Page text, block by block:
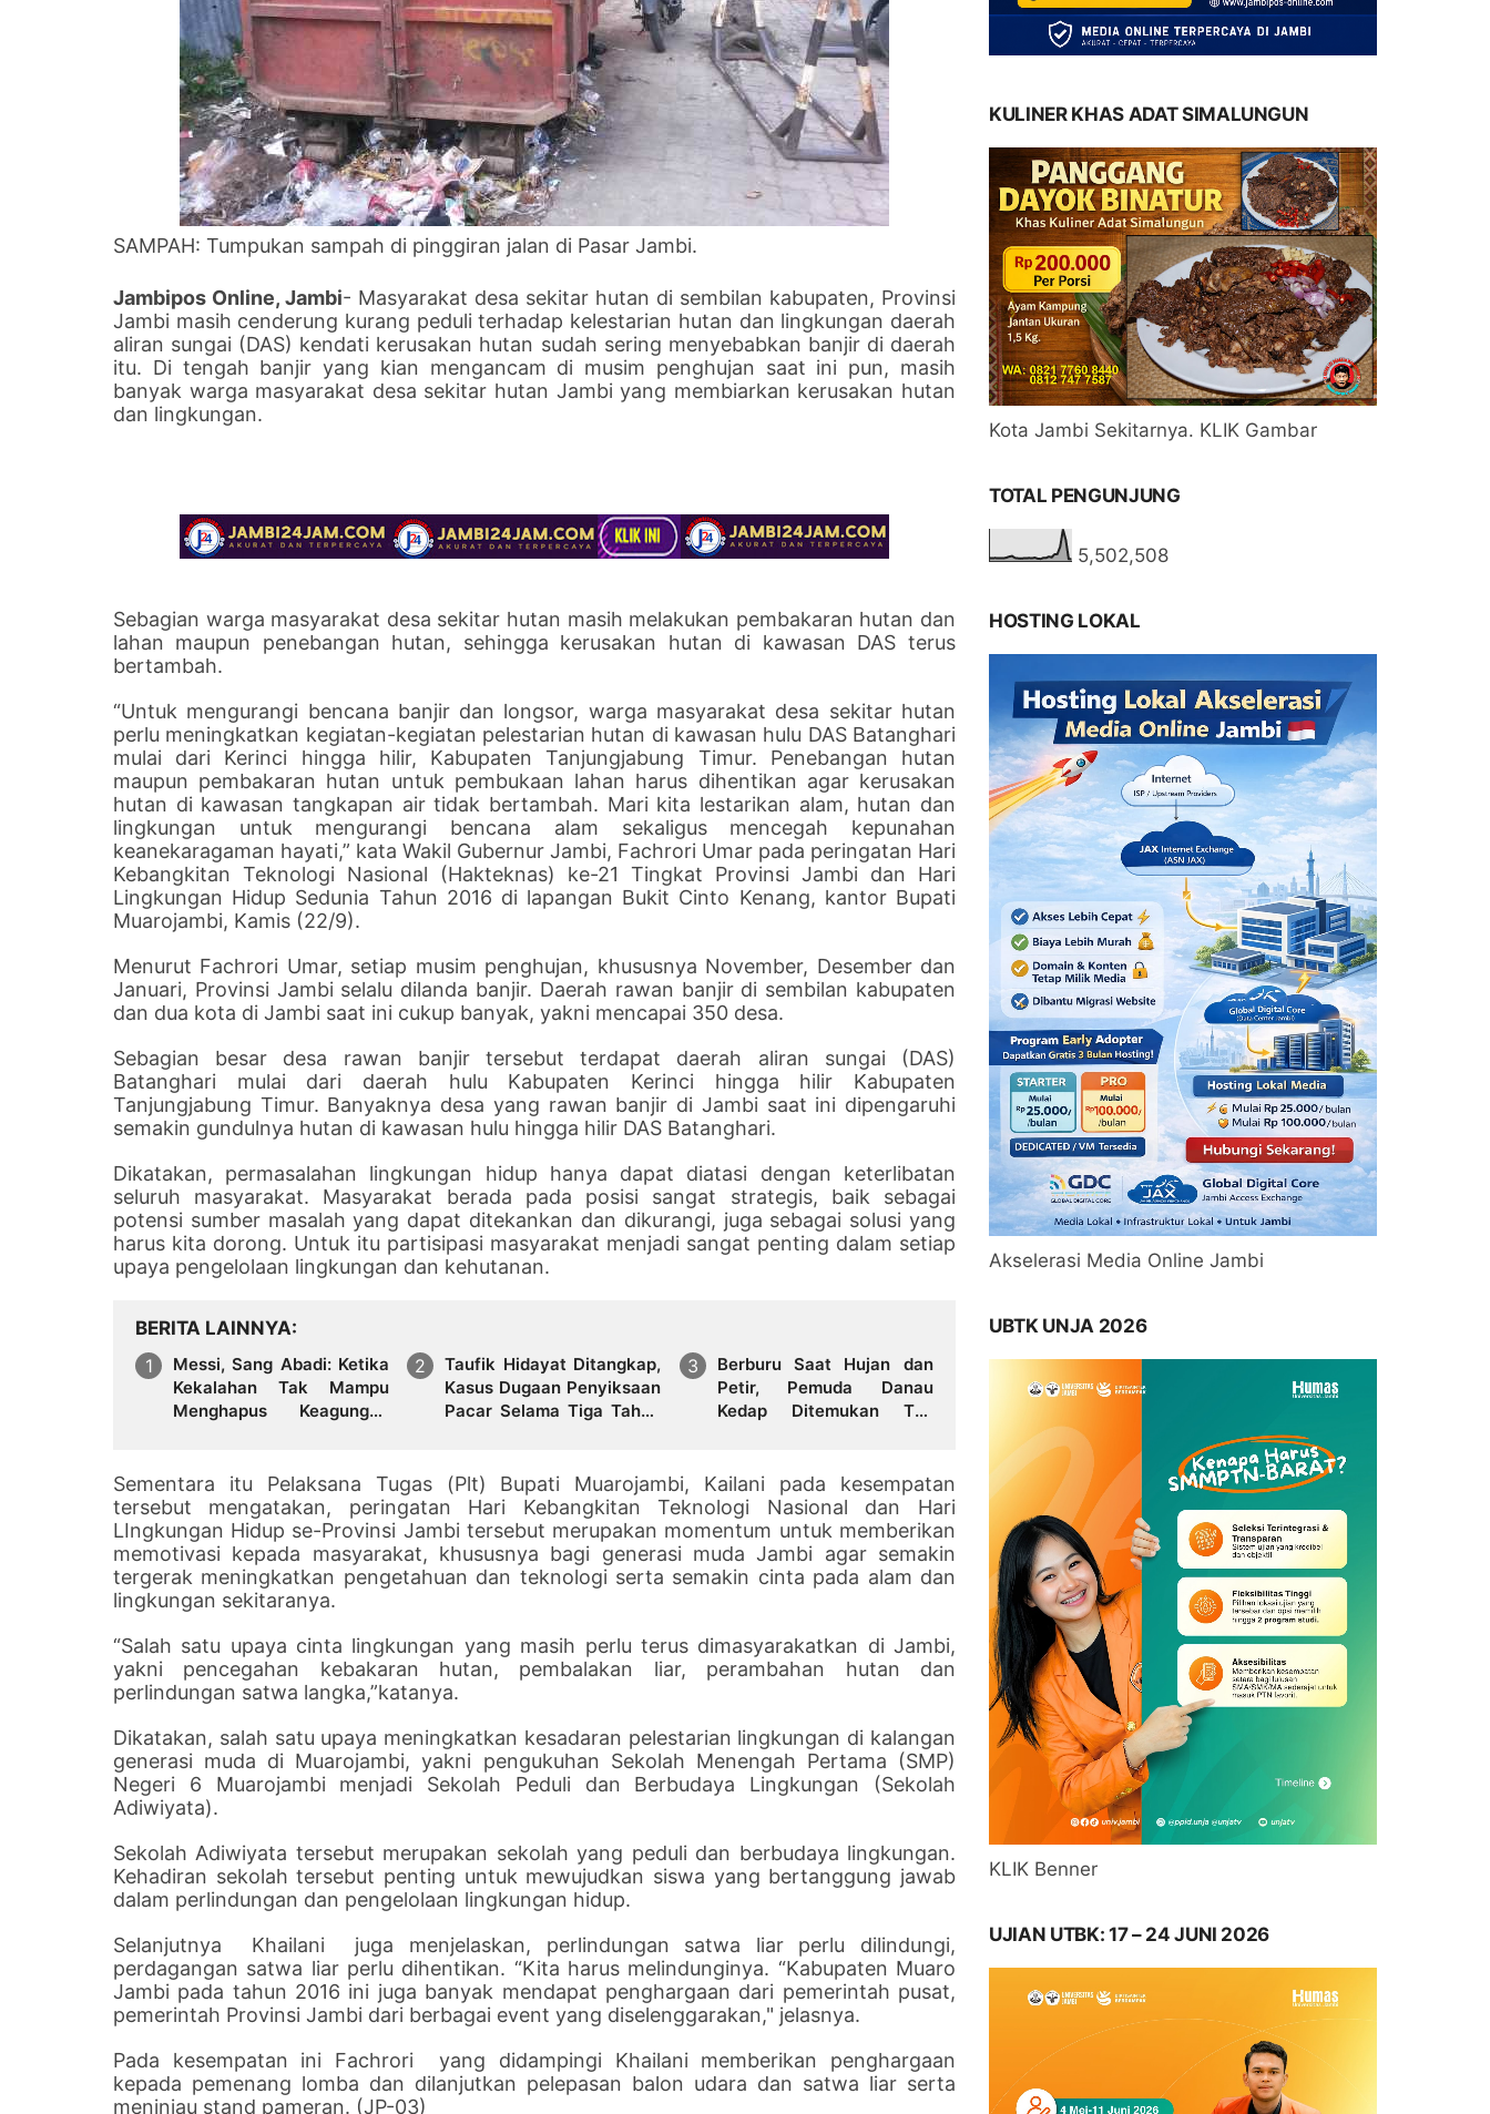
SAMPAH: Tumpukan sampah di pinggiran jalan di Pasar Jambi.
Jambipos Online, Jambi- Masyarakat desa sekitar hutan di sembilan kabupaten, Provinsi
Jambi masih cenderung kurang peduli terhadap kelestarian hutan dan lingkungan daerah
aliran sungai (DAS) kendati kerusakan hutan sudah sering menyebabkan banjir di daerah
itu. Di tengah banjir yang kian mengancam di musim penghujan saat ini pun, masih
banyak warga masyarakat desa sekitar hutan Jambi yang membiarkan kerusakan hutan
dan lingkungan.
Sebagian warga masyarakat desa sekitar hutan masih melakukan pembakaran hutan dan
lahan maupun penebangan hutan, sehingga kerusakan hutan di kawasan DAS terus
bertambah.
“Untuk mengurangi bencana banjir dan longsor, warga masyarakat desa sekitar hutan
perlu meningkatkan kegiatan-kegiatan pelestarian hutan di kawasan hulu DAS Batanghari
mulai dari Kerinci hingga hilir, Kabupaten Tanjungjabung Timur. Penebangan hutan
maupun pembakaran hutan untuk pembukaan lahan harus dihentikan agar kerusakan
hutan di kawasan tangkapan air tidak bertambah. Mari kita lestarikan alam, hutan dan
lingkungan untuk mengurangi bencana alam sekaligus mencegah kepunahan
keanekaragaman hayati,” kata Wakil Gubernur Jambi, Fachrori Umar pada peringatan Hari
Kebangkitan Teknologi Nasional (Hakteknas) ke-21 Tingkat Provinsi Jambi dan Hari
Lingkungan Hidup Sedunia Tahun 2016 di lapangan Bukit Cinto Kenang, kantor Bupati
Muarojambi, Kamis (22/9).
Menurut Fachrori Umar, setiap musim penghujan, khususnya November, Desember dan
Januari, Provinsi Jambi selalu dilanda banjir. Daerah rawan banjir di sembilan kabupaten
dan dua kota di Jambi saat ini cukup banyak, yakni mencapai 350 desa.
Sebagian besar desa rawan banjir tersebut terdapat daerah aliran sungai (DAS)
Batanghari mulai dari daerah hulu Kabupaten Kerinci hingga hilir Kabupaten
Tanjungjabung Timur. Banyaknya desa yang rawan banjir di Jambi saat ini dipengaruhi
semakin gundulnya hutan di kawasan hulu hingga hilir DAS Batanghari.
Dikatakan, permasalahan lingkungan hidup hanya dapat diatasi dengan keterlibatan
seluruh masyarakat. Masyarakat berada pada posisi sangat strategis, baik sebagai
potensi sumber masalah yang dapat ditekankan dan dikurangi, juga sebagai solusi yang
harus kita dorong. Untuk itu partisipasi masyarakat menjadi sangat penting dalam setiap
upaya pengelolaan lingkungan dan kehutanan.
BERITA LAINNYA
Messi, Sang Abadi: Ketika
Kekalahan Tak Mampu
Menghapus Keagungan
Taufik Hidayat Ditangkap,
Kasus Dugaan Penyiksaan
Pacar Selama Tiga Tahun
Berburu Saat Hujan dan
Petir, Pemuda Danau
Kedap Ditemukan Tak
Sementara itu Pelaksana Tugas (Plt) Bupati Muarojambi, Kailani pada kesempatan
tersebut mengatakan, peringatan Hari Kebangkitan Teknologi Nasional dan Hari
LIngkungan Hidup se-Provinsi Jambi tersebut merupakan momentum untuk memberikan
memotivasi kepada masyarakat, khususnya bagi generasi muda Jambi agar semakin
tergerak meningkatkan pengetahuan dan teknologi serta semakin cinta pada alam dan
lingkungan sekitaranya.
“Salah satu upaya cinta lingkungan yang masih perlu terus dimasyarakatkan di Jambi,
yakni pencegahan kebakaran hutan, pembalakan liar, perambahan hutan dan
perlindungan satwa langka,”katanya.
Dikatakan, salah satu upaya meningkatkan kesadaran pelestarian lingkungan di kalangan
generasi muda di Muarojambi, yakni pengukuhan Sekolah Menengah Pertama (SMP)
Negeri 6 Muarojambi menjadi Sekolah Peduli dan Berbudaya Lingkungan (Sekolah
Adiwiyata).
Sekolah Adiwiyata tersebut merupakan sekolah yang peduli dan berbudaya lingkungan.
Kehadiran sekolah tersebut penting untuk mewujudkan siswa yang bertanggung jawab
dalam perlindungan dan pengelolaan lingkungan hidup.
Selanjutnya Khailani juga menjelaskan, perlindungan satwa liar perlu dilindungi,
perdagangan satwa liar perlu dihentikan. “Kita harus melindunginya. “Kabupaten Muaro
Jambi pada tahun 2016 ini juga banyak mendapat penghargaan dari pemerintah pusat,
pemerintah Provinsi Jambi dari berbagai event yang diselenggarakan," jelasnya.
Pada kesempatan ini Fachrori yang didampingi Khailani memberikan penghargaan
kepada pemenang lomba dan dilanjutkan pelepasan balon udara dan satwa liar serta
meninjau stand pameran. (JP-03)
KULINER KHAS ADAT SIMALUNGUN
Kota Jambi Sekitarnya. KLIK Gambar
TOTAL PENGUNJUNG
5,502,508
HOSTING LOKAL
Akselerasi Media Online Jambi
UBTK UNJA 2026
KLIK Benner
UJIAN UTBK: 17 – 24 JUNI 2026